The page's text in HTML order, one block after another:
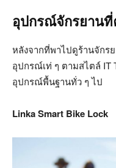
อุปกรณ์จักรยานที่
หลังจากที่พาไปดูร้านจักร
อุปกรณ์เท่ ๆ ตามสไตล์ IT
อุปกรณ์พื้นฐานทั่ว ๆ ไป
Linka Smart Bike Lock